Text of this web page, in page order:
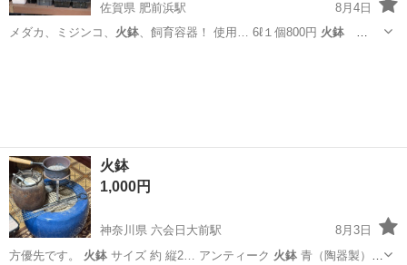
佐賀県 肥前浜駅
8月4日
メダカ、ミジンコ、 火鉢、飼育容器！ 使用… 6ℓ１個800円 火鉢
火鉢
1,000円
神奈川県 六会日大前駅
8月3日
方優先です。 火鉢 サイズ 約 縦2… アンティーク 火鉢青（陶器製）